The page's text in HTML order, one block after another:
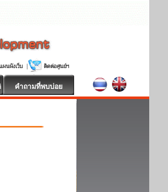
คำถามที่พบบ่อย